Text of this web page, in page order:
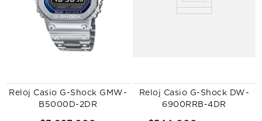
Reloj Casio G-Shock GMW-
B5000D-2DR
Reloj Casio G-Shock DW-
6900RRB-4DR